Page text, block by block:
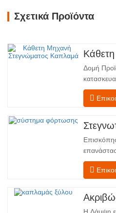
Σχετικά Προϊόντα
Δομή
χαλύβδινο
τέσσερις
από την
καπλαμά
Η Λάμψη